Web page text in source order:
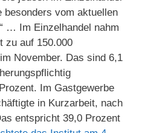
besonders vom aktuellen
… Im Einzelhandel nahm
zu auf 150.000
November. Das sind 6,1
Im Gastgewerbe
in Kurzarbeit, nach
entspricht 39,0 Prozent